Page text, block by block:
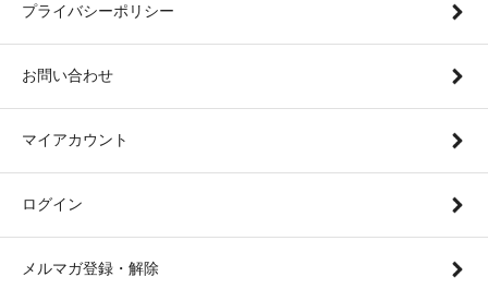
プライバシーポリシー
お問い合わせ
マイアカウント
ログイン
メルマガ登録・解除